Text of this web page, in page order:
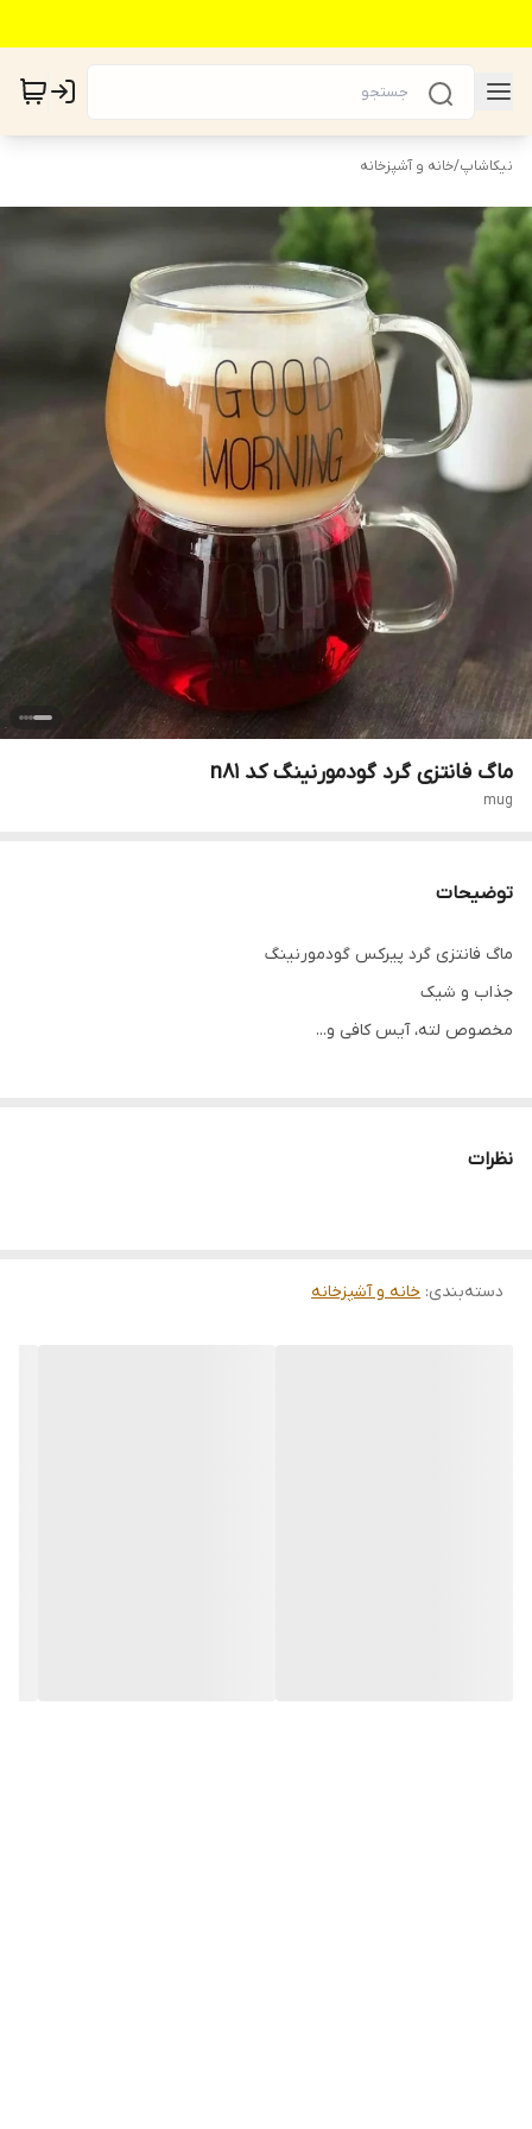
نیکاشاپ/خانه و آشپزخانه
ماگ فانتزی گرد گودمورنینگ کد n81
mug
توضیحات
ماگ فانتزی گرد پیرکس گودمورنینگ
جذاب و شیک
مخصوص لته، آیس کافی و...
نظرات
دسته‌بندی: خانه و آشپزخانه